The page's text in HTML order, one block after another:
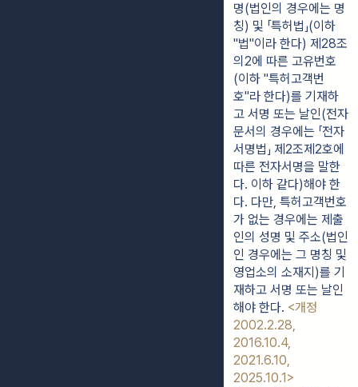
명(법인의 경우에는 명
칭) 및 「특허법」(이하
"법"이라 한다) 제28조
의2에 따른 고유번호
(이하 "특허고객번
호"라 한다)를 기재하
고 서명 또는 날인(전자
문서의 경우에는 「전자
서명법」 제2조제2호에
따른 전자서명을 말한
다. 이하 같다)해야 한
다. 다만, 특허고객번호
가 없는 경우에는 제출
인의 성명 및 주소(법인
인 경우에는 그 명칭 및
영업소의 소재지)를 기
재하고 서명 또는 날인
해야 한다. <개정
2002.2.28,
2016.10.4,
2021.6.10,
2025.10.1>